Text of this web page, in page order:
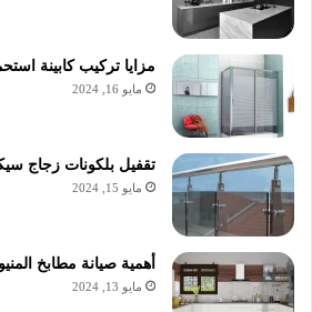
مزايا تركيب كابينة
مايو 16, 2024
تقفيل بلكونات زجاج
مايو 15, 2024
أهمية صيانة مطابخ
مايو 13, 2024